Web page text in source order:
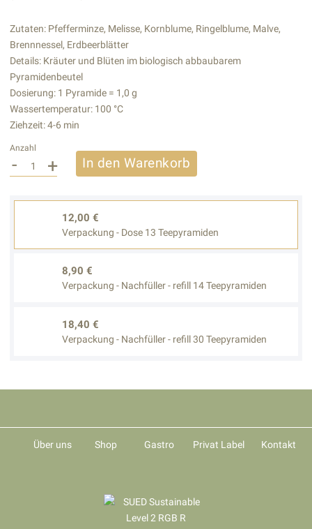
Zutaten: Pfefferminze, Melisse, Kornblume, Ringelblume, Malve,
Brennnessel, Erdbeerblätter
Details: Kräuter und Blüten im biologisch abbaubarem
Pyramidenbeutel
Dosierung: 1 Pyramide = 1,0 g
Wassertemperatur: 100 °C
Ziehzeit: 4-6 min
Anzahl
- + In den Warenkorb
12,00 €
Verpackung - Dose 13 Teepyramiden
8,90 €
Verpackung - Nachfüller - refill 14 Teepyramiden
18,40 €
Verpackung - Nachfüller - refill 30 Teepyramiden
Über uns Shop Gastro Privat Label Kontakt